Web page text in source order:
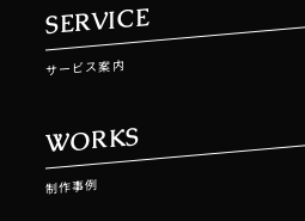
SERVICE
サービス案内
WORKS
制作事例